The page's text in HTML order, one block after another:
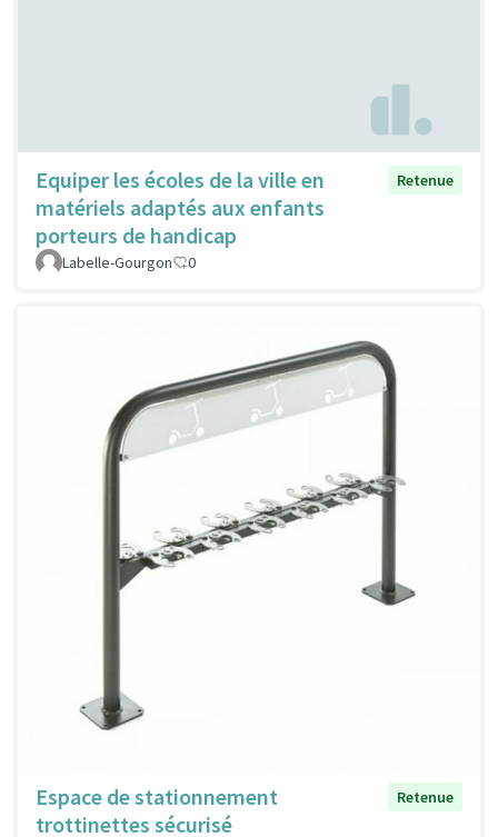
Equiper les écoles de la ville en
matériels adaptés aux enfants
porteurs de handicap
Retenue
Labelle-Gourgon 0
Espace de stationnement
trottinettes sécurisé
Retenue